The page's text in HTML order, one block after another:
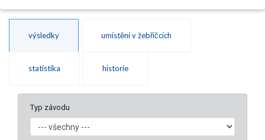
výsledky umístění v žebříčcích
statistika historie
Typ závodu